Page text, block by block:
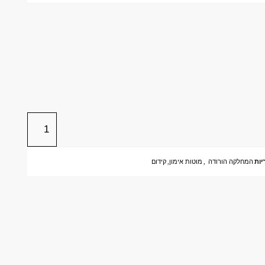
המחלקה הורודה , מוטות אימון,קידום